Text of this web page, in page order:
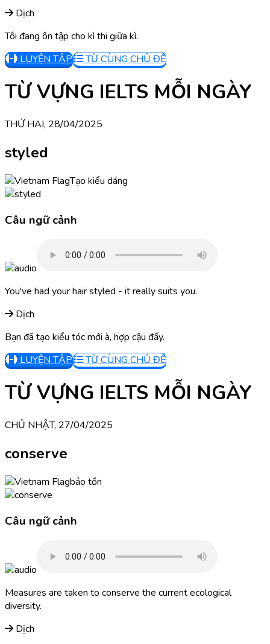
Dịch
Tôi đang ôn tập cho kì thi giữa kì.
LUYỆN TẬP
TỪ CÙNG CHỦ ĐỀ
TỪ VỰNG IELTS MỖI NGÀY
THỨ HAI, 28/04/2025
styled
Tạo kiểu dáng
Câu ngữ cảnh
You've had your hair styled - it really suits you.
Dịch
Bạn đã tạo kiểu tóc mới à, hợp cậu đấy.
LUYỆN TẬP
TỪ CÙNG CHỦ ĐỀ
TỪ VỰNG IELTS MỖI NGÀY
CHỦ NHẬT, 27/04/2025
conserve
bảo tồn
Câu ngữ cảnh
Measures are taken to conserve the current ecological
diversity.
Dịch